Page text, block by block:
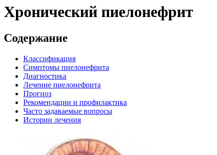
Хронический пиелонефрит
Содержание
Классификация
Симптомы пиелонефрита
Диагностика
Лечение пиелонефрита
Прогноз
Рекомендации и профилактика
Часто задаваемые вопросы
Истории лечения